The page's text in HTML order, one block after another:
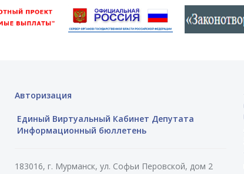
Авторизация
Единый Виртуальный Кабинет Депутата
Информационный бюллетень
183016, г. Мурманск, ул. Софьи Перовской, дом 2